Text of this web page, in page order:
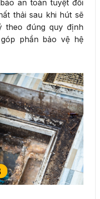
an toàn tuyệt đối
thải sau khi hút sẽ
theo đúng quy định
phần bảo vệ hệ